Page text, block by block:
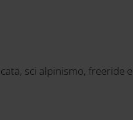
sci alpinismo, freeride